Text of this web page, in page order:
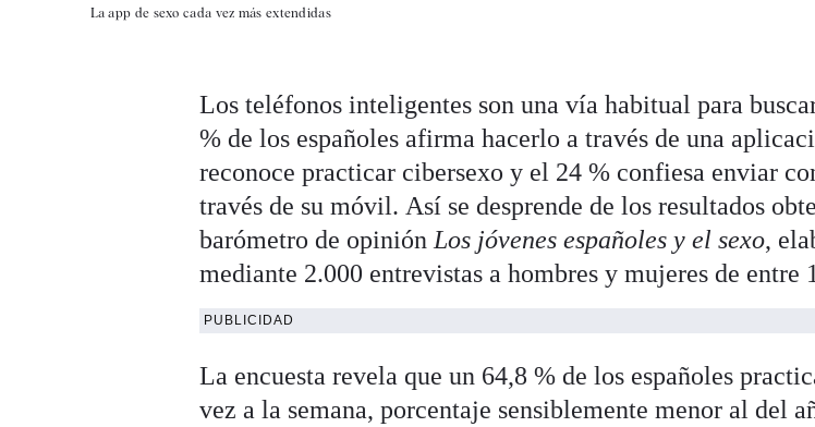
La app de sexo cada vez más extendidas
Los teléfonos inteligentes son una vía habitual para
% de los españoles afirma hacerlo a través de una
reconoce practicar cibersexo y el 24 % confiesa enviar
través de su móvil. Así se desprende de los resultados
barómetro de opinión Los jóvenes españoles y el sexo,
mediante 2.000 entrevistas a hombres y mujeres de entre
PUBLICIDAD
La encuesta revela que un 64,8 % de los españoles
vez a la semana, porcentaje sensiblemente menor al del